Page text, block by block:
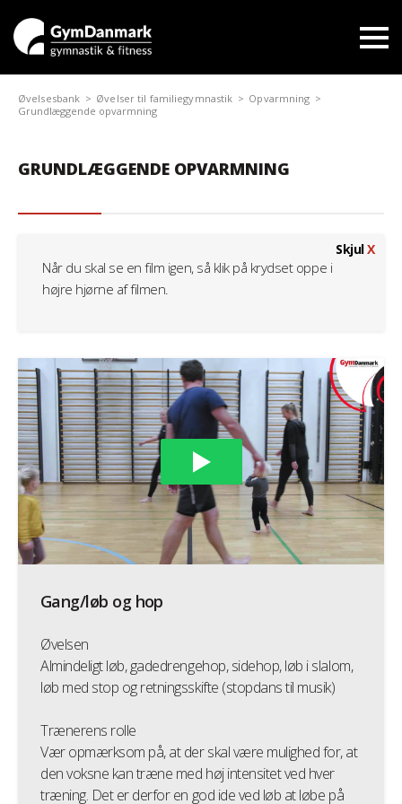
Øvelsesbank Øvelser til familiegymnastik
Opvarmning
Grundlæggende opvarmning
GRUNDLÆGGENDE OPVARMNING
Når du skal se en film igen, så klik på krydset oppe i
højre hjørne af filmen.
SkjulX
Gang/løb og hop
Øvelsen
Almindeligt løb, gadedrengehop, sidehop, løb i slalom,
løb med stop og retningsskifte (stopdans til musik)
Trænerens rolle
Vær opmærksom på, at der skal være mulighed for, at
den voksne kan træne med høj intensitet ved hver
træning. Det er derfor en god ide ved løb at løbe på